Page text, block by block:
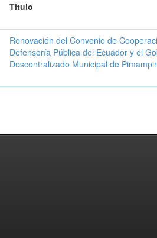
Título
Renovación del Convenio de
Defensoría Pública del Ecuador y el
Descentralizado Municipal de